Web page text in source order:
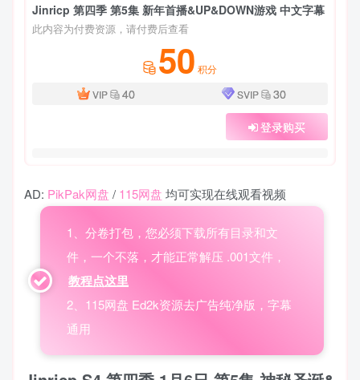
Jinricp 第四季 第5集 新年首播&UP&DOWN游戏 中文字幕
此内容为付费资源，请付费后查看
50 积分
VIP
40 SVIP 30
登录购买
AD: PikPak网盘 / 115网盘 均可实现在线观看视频
1、分卷打包，您必须下载所有目录和文
件，一个不落，才能正常解压 .001文件，
教程点这里
2、115网盘 Ed2k资源去广告纯净版，字幕
通用